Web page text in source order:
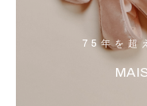
75年を超